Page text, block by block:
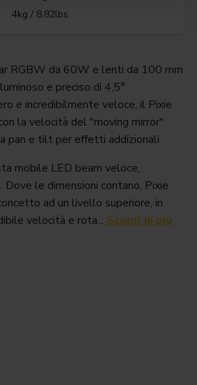
4kg / 8.82lbs
RGBW da 60W e lenti da 100 mm
e preciso di 4,5°
e incredibilmente veloce, il Pixie
la velocità del "moving mirror"
pan e tilt per effetti addizionali
mobile LED beam veloce,
Dove le dimensioni contano, Pixie
ad un livello superiore, in
velocità e rota... Scopri di più